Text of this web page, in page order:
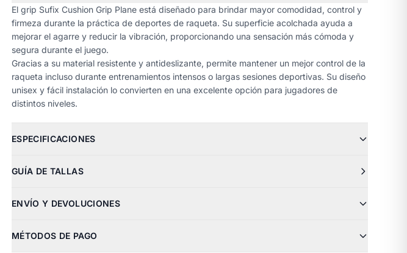
El grip Sufix Cushion Grip Plane está diseñado para brindar mayor comodidad, control y
firmeza durante la práctica de deportes de raqueta. Su superficie acolchada ayuda a
mejorar el agarre y reducir la vibración, proporcionando una sensación más cómoda y
segura durante el juego.
Gracias a su material resistente y antideslizante, permite mantener un mejor control de la
raqueta incluso durante entrenamientos intensos o largas sesiones deportivas. Su diseño
unisex y fácil instalación lo convierten en una excelente opción para jugadores de
distintos niveles.
ESPECIFICACIONES
GUÍA DE TALLAS
ENVÍO Y DEVOLUCIONES
MÉTODOS DE PAGO